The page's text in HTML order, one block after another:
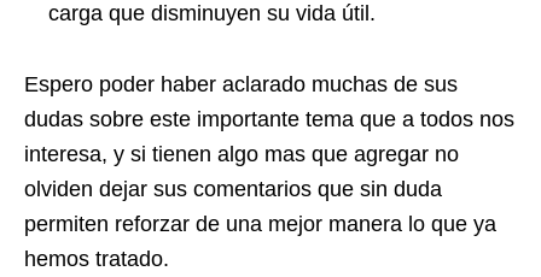
carga que disminuyen su vida útil.
Espero poder haber aclarado muchas de sus
dudas sobre este importante tema que a todos nos
interesa, y si tienen algo mas que agregar no
olviden dejar sus comentarios que sin duda
permiten reforzar de una mejor manera lo que ya
hemos tratado.